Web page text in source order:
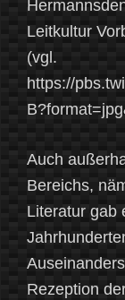
Leitkultur
(vgl.
https://
Auch
Bereichs,
Literatur gab
Rezeption